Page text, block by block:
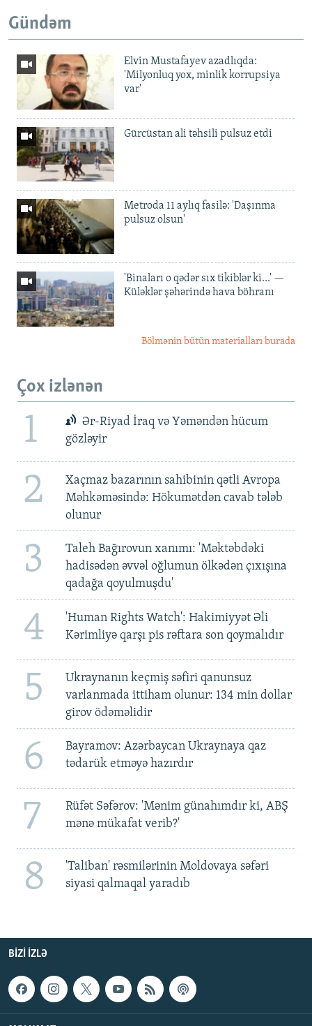
Gündəm
Elvin Mustafayev azadlıqda:
'Milyonluq yox, minlik korrupsiya
var'
Gürcüstan ali təhsili pulsuz etdi
Metroda 11 aylıq fasilə: 'Daşınma
pulsuz olsun'
'Binaları o qədər sıx tikiblər ki...' —
Küləklər şəhərində hava böhranı
Bölmənin bütün materialları burada
Çox izlənən
1
Ər-Riyad İraq və Yəməndən hücum
gözləyir
2
Xaçmaz bazarının sahibinin qətli Avropa
Məhkəməsində: Hökumətdən cavab tələb
olunur
3
Taleh Bağırovun xanımı: 'Məktəbdəki
hadisədən əvvəl oğlumun ölkədən çıxışına
qadağa qoyulmuşdu'
4
'Human Rights Watch': Hakimiyyət Əli
Kərimliyə qarşı pis rəftara son qoymalıdır
5
Ukraynanın keçmiş səfiri qanunsuz
varlanmada ittiham olunur: 134 min dollar
girov ödəməlidir
6
Bayramov: Azərbaycan Ukraynaya qaz
tədarük etməyə hazırdır
7
Rüfət Səfərov: 'Mənim günahımdır ki, ABŞ
mənə mükafat verib?'
8
'Taliban' rəsmilərinin Moldovaya səfəri
siyasi qalmaqal yaradıb
BIZI IZLƏ